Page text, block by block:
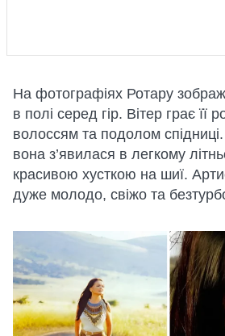
На фотографіях Ротару
в полі серед гір. Вітер грає її
волоссям та подолом
вона з’явилася в легкому
красивою хусткою на шиї.
дуже молодо, свіжо та